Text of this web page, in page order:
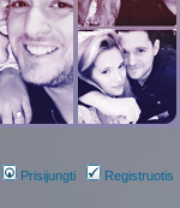
Prisijungti Registruotis